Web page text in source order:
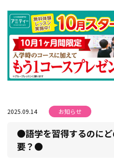
2025.09.14 お知らせ
●語学を習得するのに
要？●